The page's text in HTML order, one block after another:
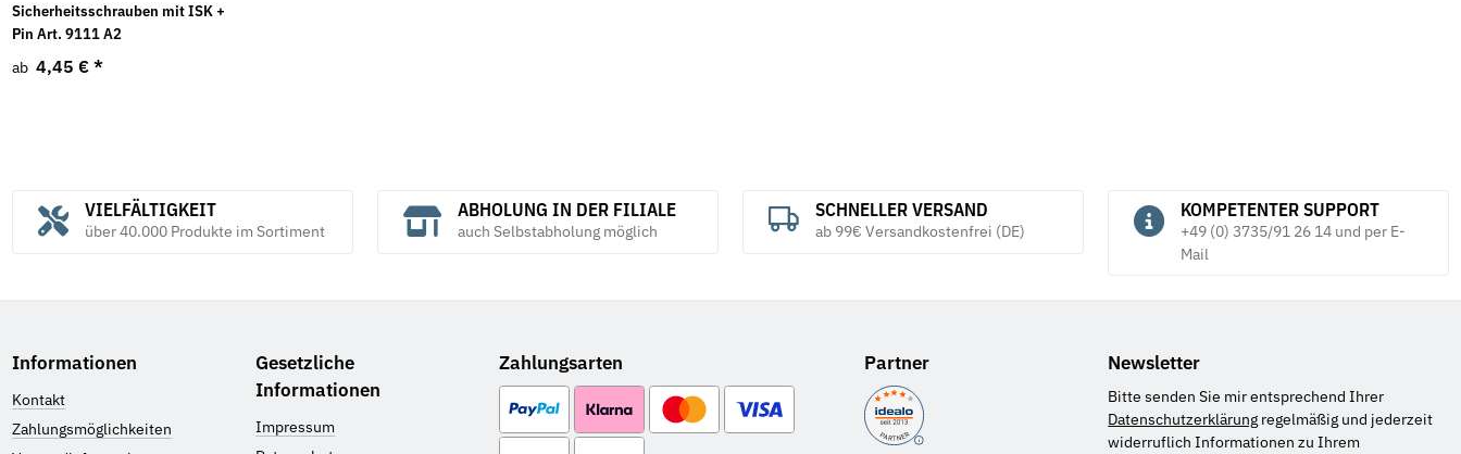
Sicherheitsschrauben mit ISK +
Pin Art. 9111 A2
ab 4,45 € *
VIELFÄLTIGKEIT
über 40.000 Produkte im Sortiment
ABHOLUNG IN DER FILIALE
auch Selbstabholung möglich
SCHNELLER VERSAND
ab 99€ Versandkostenfrei (DE)
KOMPETENTER SUPPORT
+49 (0) 3735/91 26 14 und per E-
Mail
Informationen
Kontakt
Zahlungsmöglichkeiten
Gesetzliche
Informationen
Impressum
Zahlungsarten Partner Newsletter
Bitte senden Sie mir entsprechend Ihrer
Datenschutzerklärung regelmäßig und jederzeit
widerruflich Informationen zu Ihrem